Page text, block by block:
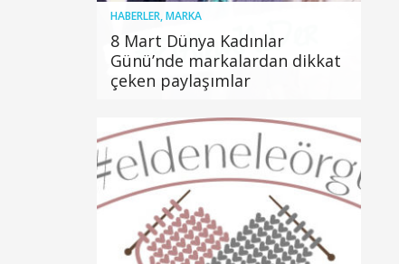
HABERLER,MARKA
8 Mart Dünya Kadınlar
Günü’nde markalardan dikkat
çeken paylaşımlar